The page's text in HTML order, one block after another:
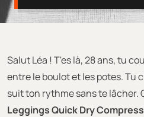
Salut Léa ! T'es là, 28 ans, tu
entre le boulot et les potes. Tu
suit ton rythme sans te lâcher.
Leggings Quick Dry